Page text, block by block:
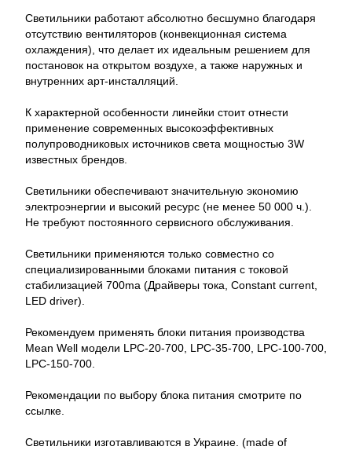
Светильники работают абсолютно бесшумно благодаря
отсутствию вентиляторов (конвекционная система
охлаждения), что делает их идеальным решением для
постановок на открытом воздухе, а также наружных и
внутренних арт-инсталляций.
К характерной особенности линейки стоит отнести
применение современных высокоэффективных
полупроводниковых источников света мощностью 3W
известных брендов.
Светильники обеспечивают значительную экономию
электроэнергии и высокий ресурс (не менее 50 000 ч.).
Не требуют постоянного сервисного обслуживания.
Светильники применяются только совместно со
специализированными блоками питания c токовой
стабилизацией 700ma (Драйверы тока, Constant current,
LED driver).
Рекомендуем применять блоки питания производства
Mean Well модели LPC-20-700, LPC-35-700, LPC-100-700,
LPC-150-700.
Рекомендации по выбору блока питания смотрите по
ссылке.
Светильники изготавливаются в Украине. (made of